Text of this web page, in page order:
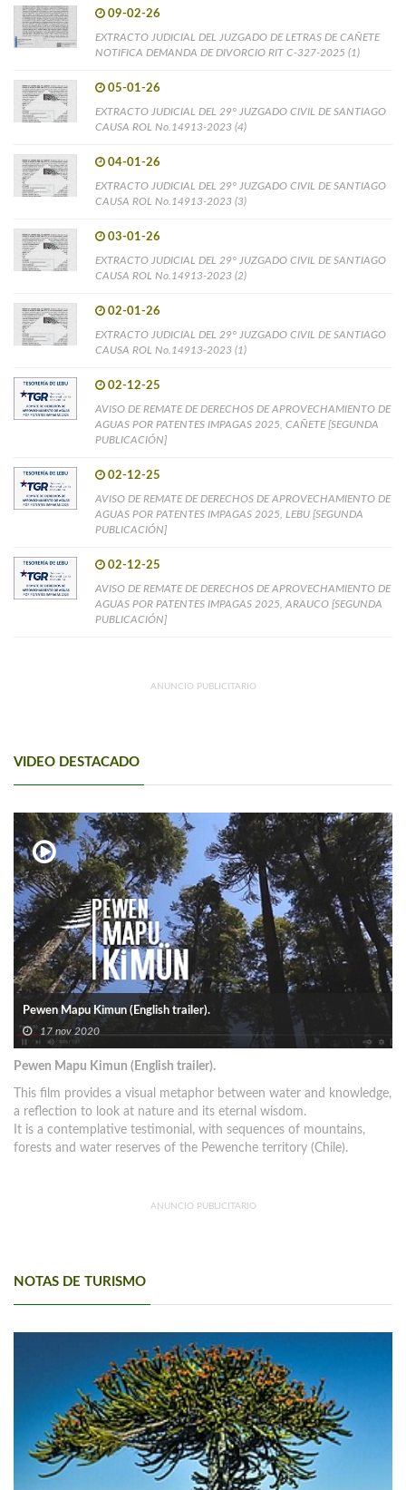
09-02-26
EXTRACTO JUDICIAL DEL JUZGADO DE LETRAS DE CAÑETE
NOTIFICA DEMANDA DE DIVORCIO RIT C-327-2025 (1)
05-01-26
EXTRACTO JUDICIAL DEL 29° JUZGADO CIVIL DE SANTIAGO
CAUSA ROL No.14913-2023 (4)
04-01-26
EXTRACTO JUDICIAL DEL 29° JUZGADO CIVIL DE SANTIAGO
CAUSA ROL No.14913-2023 (3)
03-01-26
EXTRACTO JUDICIAL DEL 29° JUZGADO CIVIL DE SANTIAGO
CAUSA ROL No.14913-2023 (2)
02-01-26
EXTRACTO JUDICIAL DEL 29° JUZGADO CIVIL DE SANTIAGO
CAUSA ROL No.14913-2023 (1)
02-12-25
AVISO DE REMATE DE DERECHOS DE APROVECHAMIENTO DE
AGUAS POR PATENTES IMPAGAS 2025, CAÑETE [SEGUNDA
PUBLICACIÓN]
02-12-25
AVISO DE REMATE DE DERECHOS DE APROVECHAMIENTO DE
AGUAS POR PATENTES IMPAGAS 2025, LEBU [SEGUNDA
PUBLICACIÓN]
02-12-25
AVISO DE REMATE DE DERECHOS DE APROVECHAMIENTO DE
AGUAS POR PATENTES IMPAGAS 2025, ARAUCO [SEGUNDA
PUBLICACIÓN]
ANUNCIO PUBLICITARIO
VIDEO DESTACADO
Pewen Mapu Kimun (English trailer).
17 nov 2020
Pewen Mapu Kimun (English trailer).
This film provides a visual metaphor between water and knowledge,
a reflection to look at nature and its eternal wisdom.
It is a contemplative testimonial, with sequences of mountains,
forests and water reserves of the Pewenche territory (Chile).
ANUNCIO PUBLICITARIO
NOTAS DE TURISMO